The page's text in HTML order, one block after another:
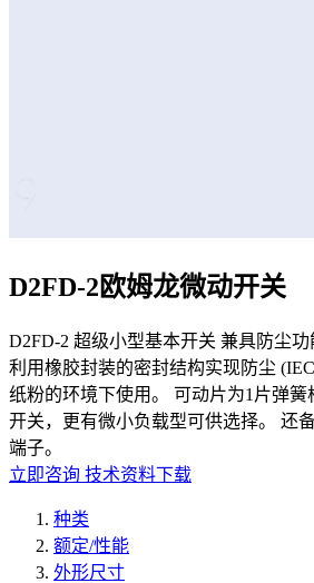
D2FD-2欧姆龙微动开关
D2FD-2 超级小型基本开关 兼具防尘
利用橡胶封装的密封结构实现防尘
纸粉的环境下使用。 可动片为1片弹簧
开关，更有微小负载型可供选择。 还
端子。
立即咨询 技术资料下载
种类
额定/性能
外形尺寸